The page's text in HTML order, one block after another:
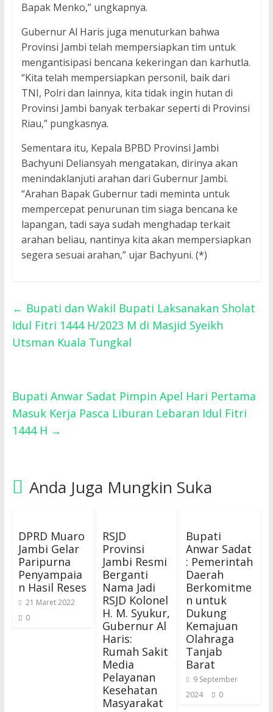
Bapak Menko,” ungkapnya.
Gubernur Al Haris juga menuturkan bahwa
Provinsi Jambi telah mempersiapkan tim untuk
mengantisipasi bencana kekeringan dan karhutla.
“Kita telah mempersiapkan personil, baik dari
TNI, Polri dan lainnya, kita tidak ingin hutan di
Provinsi Jambi banyak terbakar seperti di Provinsi
Riau,” pungkasnya.
Sementara itu, Kepala BPBD Provinsi Jambi
Bachyuni Deliansyah mengatakan, dirinya akan
menindaklanjuti arahan dari Gubernur Jambi.
“Arahan Bapak Gubernur tadi meminta untuk
mempercepat penurunan tim siaga bencana ke
lapangan, tadi saya sudah menghadap terkait
arahan beliau, nantinya kita akan mempersiapkan
segera sesuai arahan,” ujar Bachyuni. (*)
← Bupati dan Wakil Bupati Laksanakan Sholat
Idul Fitri 1444 H/2023 M di Masjid Syeikh
Utsman Kuala Tungkal
Bupati Anwar Sadat Pimpin Apel Hari Pertama
Masuk Kerja Pasca Liburan Lebaran Idul Fitri
1444 H →
Anda Juga Mungkin Suka
DPRD Muaro
Jambi Gelar
Paripurna
Penyampaia
n Hasil Reses
21 Maret 2022
0
RSJD
Provinsi
Jambi Resmi
Berganti
Nama Jadi
RSJD Kolonel
H. M. Syukur,
Gubernur Al
Haris:
Rumah Sakit
Media
Pelayanan
Kesehatan
Masyarakat
Bupati
Anwar Sadat
: Pemerintah
Daerah
Berkomitme
n untuk
Dukung
Kemajuan
Olahraga
Tanjab
Barat
9 September
2024
0